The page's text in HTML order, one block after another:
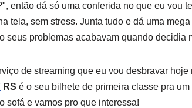
então dá só uma conferida no que eu vou
tela, sem stress. Junta tudo e dá uma
seus problemas acabavam quando decidia
de streaming que eu vou desbravar
RS é o seu bilhete de primeira classe pra
sofá e vamos pro que interessa!